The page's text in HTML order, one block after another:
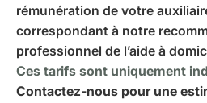
rémunération de votre
correspondant à notre
professionnel de l’aide à
Ces tarifs sont uniquement
Contactez-nous pour une